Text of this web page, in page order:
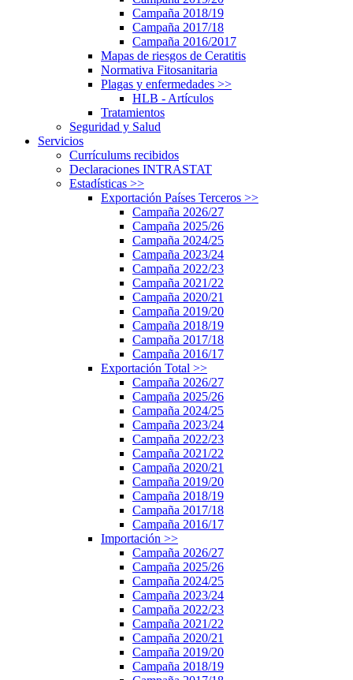
Campaña 2018/19
Campaña 2017/18
Campaña 2016/2017
Mapas de riesgos de Ceratitis
Normativa Fitosanitaria
Plagas y enfermedades >>
HLB - Artículos
Tratamientos
Seguridad y Salud
Servicios
Currículums recibidos
Declaraciones INTRASTAT
Estadísticas >>
Exportación Países Terceros >>
Campaña 2026/27
Campaña 2025/26
Campaña 2024/25
Campaña 2023/24
Campaña 2022/23
Campaña 2021/22
Campaña 2020/21
Campaña 2019/20
Campaña 2018/19
Campaña 2017/18
Campaña 2016/17
Exportación Total >>
Campaña 2026/27
Campaña 2025/26
Campaña 2024/25
Campaña 2023/24
Campaña 2022/23
Campaña 2021/22
Campaña 2020/21
Campaña 2019/20
Campaña 2018/19
Campaña 2017/18
Campaña 2016/17
Importación >>
Campaña 2026/27
Campaña 2025/26
Campaña 2024/25
Campaña 2023/24
Campaña 2022/23
Campaña 2021/22
Campaña 2020/21
Campaña 2019/20
Campaña 2018/19